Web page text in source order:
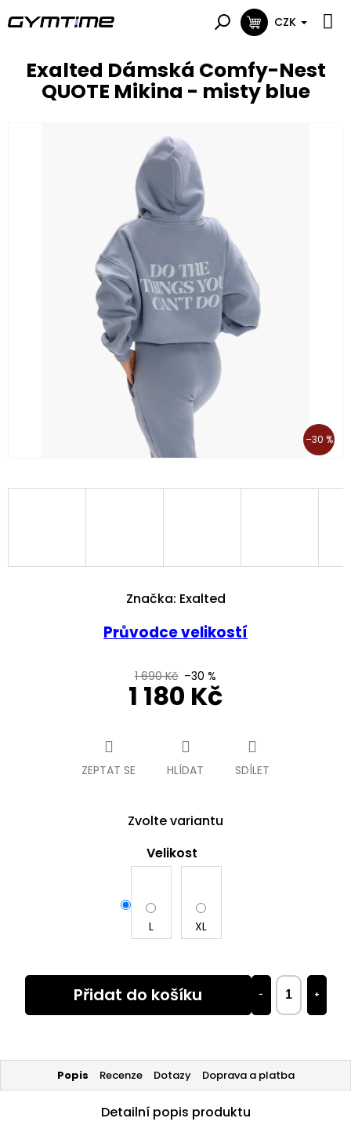
na
NÁKUPNÍ
CZK
Exalted Dámská Comfy-Nest
QUOTE Mikina - misty blue
–30 %
1 690 Kč –30 %
1 180 Kč
Zvolte variantu
Velikost
L XL
+
−
Přidat do košíku
Průvodce velikostí
ZEPTAT SE HLÍDAT SDÍLET
Značka: Exalted
Popis Recenze Dotazy Doprava a platba
Detailní popis produktu